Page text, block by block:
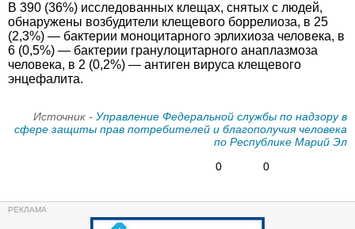
В 390 (36%) исследованных клещах, снятых с людей,
обнаружены возбудители клещевого боррелиоза, в 25
(2,3%) — бактерии моноцитарного эрлихиоза человека, в
6 (0,5%) — бактерии гранулоцитарного анаплазмоза
человека, в 2 (0,2%) — антиген вируса клещевого
энцефалита.
Источник - Управление Федеральной службы по надзору в
сфере защиты прав потребителей и благополучия человека
по Республике Марий Эл
0
0